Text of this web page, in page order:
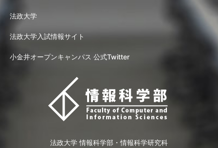
法政大学
法政大学入試情報サイト
小金井オープンキャンパス 公式Twitter
法政大学 情報科学部・情報科学研究科